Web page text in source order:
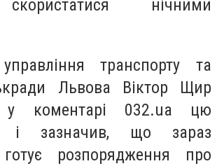
нічними
транспорту та
Львова Віктор Щир
у коментарі 032.ua цю
і зазначив, що зараз
готує розпорядження про